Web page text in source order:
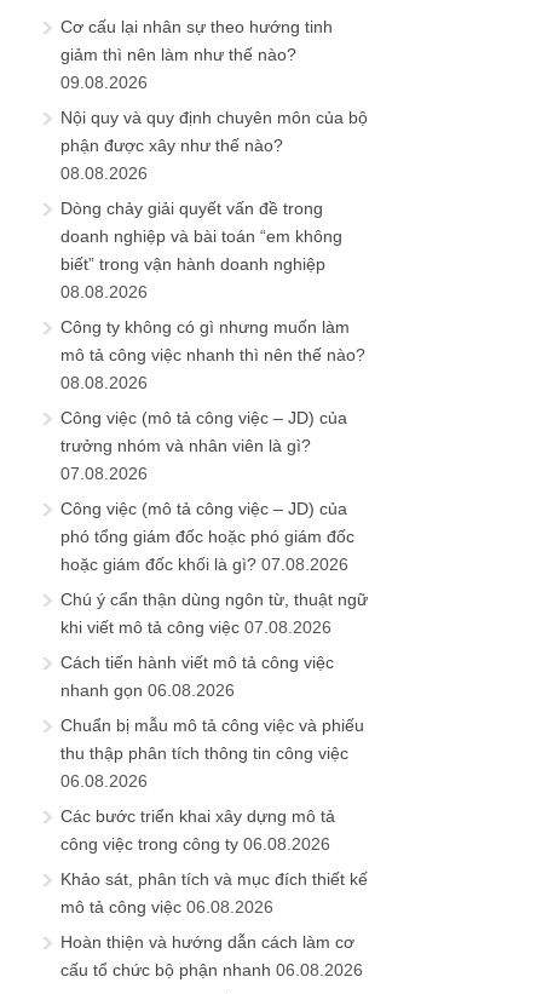
Cơ cấu lại nhân sự theo hướng tinh
giảm thì nên làm như thế nào?
09.08.2026
Nội quy và quy định chuyên môn của bộ
phận được xây như thế nào?
08.08.2026
Dòng chảy giải quyết vấn đề trong
doanh nghiệp và bài toán “em không
biết” trong vận hành doanh nghiệp
08.08.2026
Công ty không có gì nhưng muốn làm
mô tả công việc nhanh thì nên thế nào?
08.08.2026
Công việc (mô tả công việc – JD) của
trưởng nhóm và nhân viên là gì?
07.08.2026
Công việc (mô tả công việc – JD) của
phó tổng giám đốc hoặc phó giám đốc
hoặc giám đốc khối là gì? 07.08.2026
Chú ý cẩn thận dùng ngôn từ, thuật ngữ
khi viết mô tả công việc 07.08.2026
Cách tiến hành viết mô tả công việc
nhanh gọn 06.08.2026
Chuẩn bị mẫu mô tả công việc và phiếu
thu thập phân tích thông tin công việc
06.08.2026
Các bước triển khai xây dựng mô tả
công việc trong công ty 06.08.2026
Khảo sát, phân tích và mục đích thiết kế
mô tả công việc 06.08.2026
Hoàn thiện và hướng dẫn cách làm cơ
cấu tổ chức bộ phận nhanh 06.08.2026